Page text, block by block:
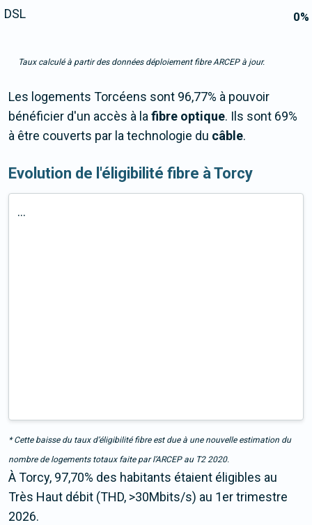
0%
DSL
Taux calculé à partir des données déploiement fibre ARCEP à jour.
Les logements Torcéens sont 96,77% à pouvoir
bénéficier d'un accès à lafibre optique. Ils sont 69%
à être couverts par la technologie du câble.
Evolution de l'éligibilité fibre à Torcy
...
* Cette baisse du taux d’éligibilité fibre est due à une nouvelle estimation du
nombre de logements totaux faite par l’ARCEP au T2 2020.
À Torcy, 97,70% des habitants étaient éligibles au
Très Haut débit (THD, >30Mbits/s) au 1er trimestre
2026.